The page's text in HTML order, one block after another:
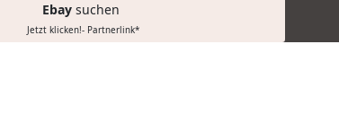
Ebay suchen
Jetzt klicken!- Partnerlink*